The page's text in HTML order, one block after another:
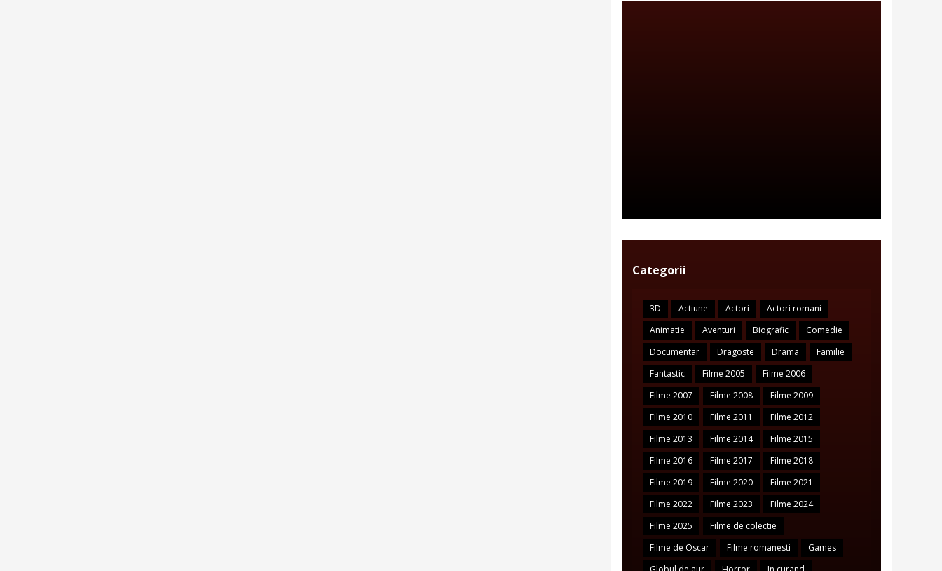
Categorii
3D Actiune Actori
Actori romani
Animatie
Aventuri Biografic
Comedie
Documentar
Dragoste Drama
Familie
Fantastic
Filme 2005
Filme 2006
Filme 2007
Filme 2008
Filme 2009
Filme 2010
Filme 2011
Filme 2012
Filme 2013
Filme 2014
Filme 2015
Filme 2016
Filme 2017
Filme 2018
Filme 2019
Filme 2020
Filme 2021
Filme 2022
Filme 2023
Filme 2024
Filme 2025
Filme de colectie
Filme de Oscar
Filme romanesti
Games